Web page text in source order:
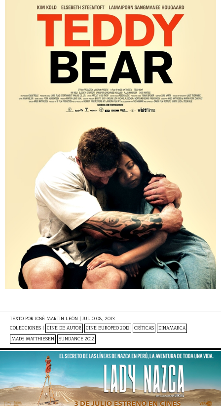
TEXTO POR JOSÉ MARTÍN LEÓN | JULIO 08, 2013
COLECCIONES | CINE DE AUTOR CINE EUROPEO 2012 CRÍTICAS DINAMARCA
MADS MATTHIESEN SUNDANCE 2012